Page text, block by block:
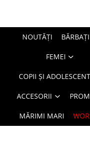
NOUTĂŢI BĂRBAŢI
FEMEI
COPII ȘI
ACCESORII
MĂRIMI MARI